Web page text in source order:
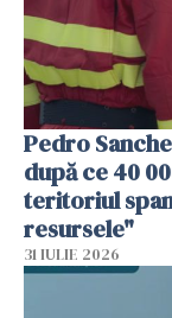
Pedro
după ce 40
teritoriul
resursele"
31 IULIE 2026